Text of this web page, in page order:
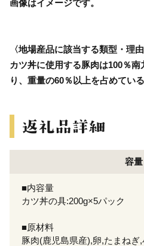
画像はイメージです。
〈地場産品に該当する類型・理
カツ丼に使用する豚肉は100％
り、重量の60％以上を占めてい
容量
■内容量
カツ丼の具:200g×5パック
■原材料
豚肉(鹿児島県産),卵,たまねぎ